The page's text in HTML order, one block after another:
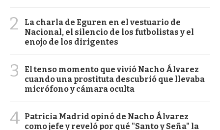
2
La charla de Eguren en el vestuario de
Nacional, el silencio de los futbolistas y el
enojo de los dirigentes
3
El tenso momento que vivió Nacho Álvarez
cuando una prostituta descubrió que llevaba
micrófono y cámara oculta
4 Patricia Madrid opinó de Nacho Álvarez
como jefe y reveló por qué "Santo y Seña" la